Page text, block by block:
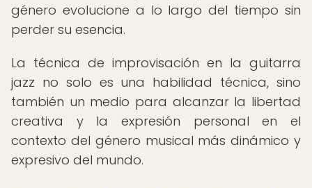
género evolucione a lo largo del tiempo sin
perder su esencia.
La técnica de improvisación en la guitarra
jazz no solo es una habilidad técnica, sino
también un medio para alcanzar la libertad
creativa y la expresión personal en el
contexto del género musical más dinámico y
expresivo del mundo.